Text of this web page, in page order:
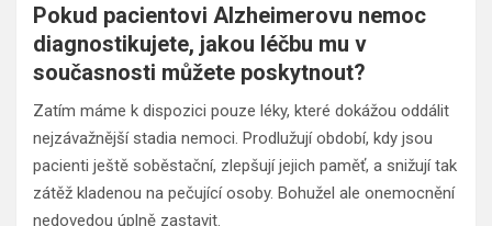
Pokud pacientovi Alzheimerovu nemoc
diagnostikujete, jakou léčbu mu v
současnosti můžete poskytnout?
Zatím máme k dispozici pouze léky, které dokážou oddálit
nejzávažnější stadia nemoci. Prodlužují období, kdy jsou
pacienti ještě soběstační, zlepšují jejich paměť, a snižují tak
zátěž kladenou na pečující osoby. Bohužel ale onemocnění
nedovedou úplně zastavit.